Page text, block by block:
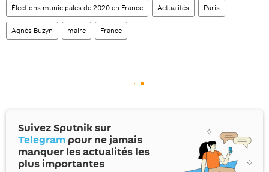
Élections municipales de 2020 en France Actualités Paris
Agnès Buzyn maire France
Suivez Sputnik sur
Telegram pour ne jamais
manquer les actualités les
plus importantes